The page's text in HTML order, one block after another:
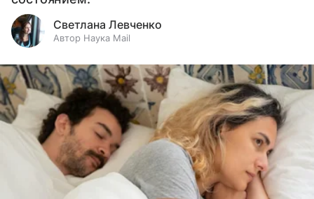
Светлана Левченко
Автор Наука Mail